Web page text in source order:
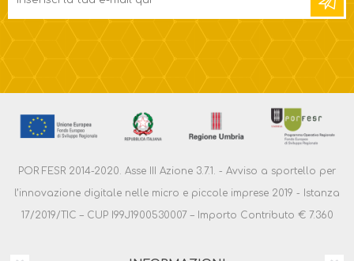
POR FESR 2014-2020. Asse III Azione 3.7.1. - Avviso a sportello per
l’innovazione digitale nelle micro e piccole imprese 2019 - Istanza
17/2019/TIC – CUP I99J1900530007 – Importo Contributo € 7.360